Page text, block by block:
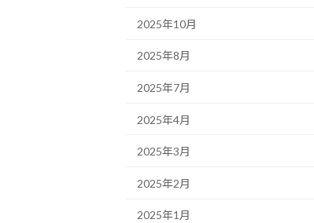
2025年10月
2025年8月
2025年7月
2025年4月
2025年3月
2025年2月
2025年1月